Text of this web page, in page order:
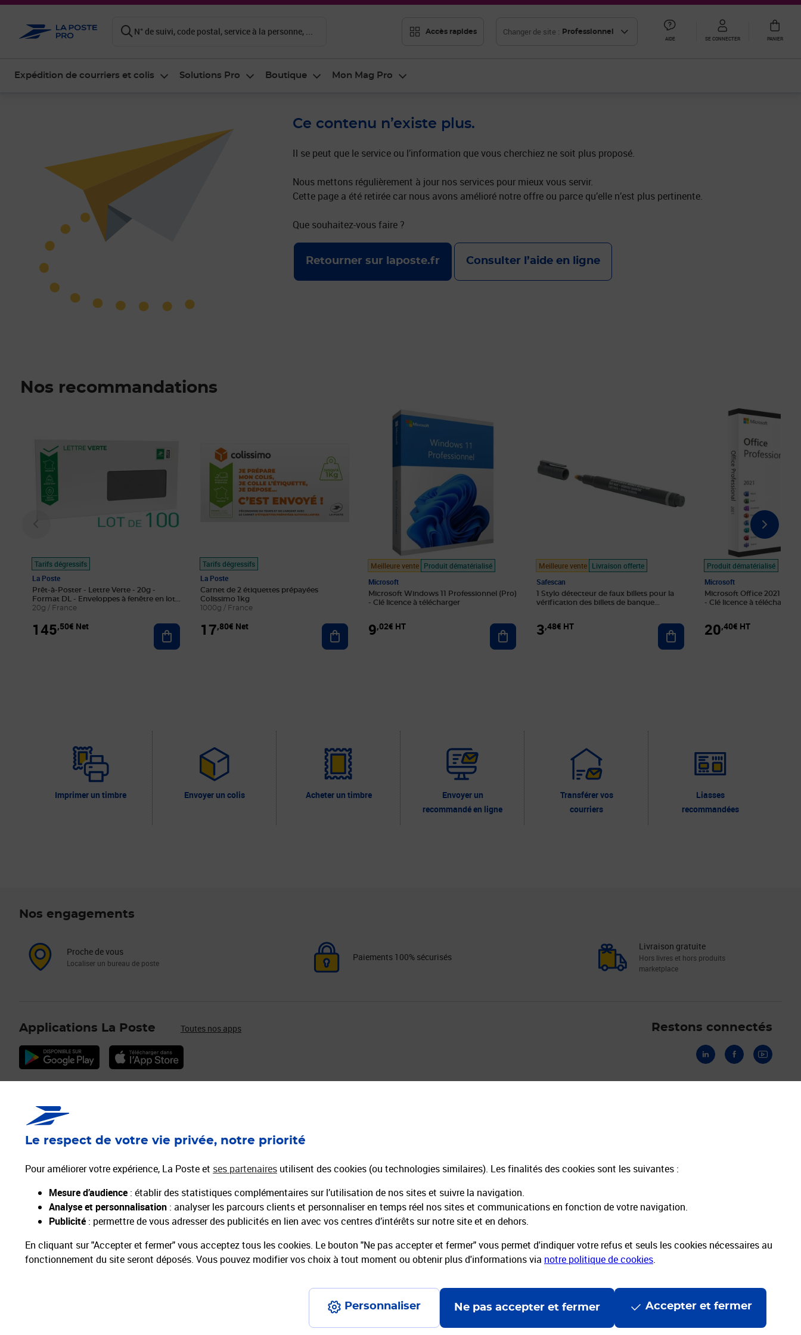
Le respect de votre vie privée, notre priorité
Pour améliorer votre expérience, La Poste et ses partenaires utilisent des cookies (ou technologies similaires). Les finalités des cookies sont les suivantes :
Mesure d’audience : établir des statistiques complémentaires sur l’utilisation de nos sites et suivre la navigation.
Analyse et personnalisation : analyser les parcours clients et personnaliser en temps réel nos sites et communications en fonction de votre navigation.
Publicité : permettre de vous adresser des publicités en lien avec vos centres d’intérêts sur notre site et en dehors.
En cliquant sur "Accepter et fermer" vous acceptez tous les cookies. Le bouton "Ne pas accepter et fermer" vous permet d'indiquer votre refus et seuls les cookies nécessaires au
fonctionnement du site seront déposés. Vous pouvez modifier vos choix à tout moment ou obtenir plus d'informations via notre politique de cookies.
Personnaliser Ne pas accepter et fermer Accepter et fermer
N° de suivi, code postal, service à la personne, ... Accès rapides Changer de site : Professionnel
AIDE SE CONNECTER PANIER
Expédition de courriers et colis Solutions Pro Boutique Mon Mag Pro
Ce contenu n’existe plus.
Il se peut que le service ou l’information que vous cherchiez ne soit plus proposé.
Nous mettons régulièrement à jour nos services pour mieux vous servir.
Cette page a été retirée car nous avons amélioré notre offre ou parce qu’elle n’est plus pertinente.
Que souhaitez-vous faire ?
Retourner sur laposte.fr Consulter l’aide en ligne
Nos recommandations
Tarifs dégressifs
La Poste
Prêt-à-Poster - Lettre Verte - 20g -
Format DL - Enveloppes à fenêtre en lot
de 100
20g / France
145,50€ Net Ajouter au panier
Tarifs dégressifs
La Poste
Carnet de 2 étiquettes prépayées
Colissimo 1kg
1000g / France
17,80€ Net Ajouter au panier
Meilleure vente Produit dématérialisé
Microsoft
Microsoft Windows 11 Professionnel (Pro)
- Clé licence à télécharger
9,02€ HT
Prix 9,02€ HT
Ajouter au panier
Meilleure vente Livraison offerte
Safescan
1 Stylo détecteur de faux billets pour la
vérification des billets de banque
3,48€ HT Ajouter au panier
Produit dématérialisé
Microsoft
Microsoft Office 2021
- Clé licence à télécharger
20,40€ HT
Prix 20,40€ HT
Imprimer un timbre Envoyer un colis Acheter un timbre
Envoyer un
recommandé en ligne
Transférer vos
courriers
Liasses
recommandées
Nos engagements
Proche de vous
Localiser un bureau de poste
Paiements 100% sécurisés
Livraison gratuite
Hors livres et hors produits
marketplace
Applications La Poste Toutes nos apps Restons connectés
Services Pros
Vendre sur la Marketplace
Activer mes Services Plus
Les Solutions de Gestion
Mon Timbre en Ligne
Lettre Recommandée en Ligne
Enveloppes préaffranchies
Envoyer un Colissimo
La Poste Pro Expéditions
Emballages préaffranchis
Grilles tarifaires Courrier
ParticuliersEntreprises et CollectivitésGroupe La Poste
Conditions contractuelles Charte d’engagement Charte d'accessibilité Accessibilité App Pro
Espace sourds et malentendants
Politique de protection des données Cyber17